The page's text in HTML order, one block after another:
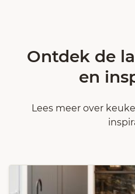
Ontdek de
en
Lees meer over